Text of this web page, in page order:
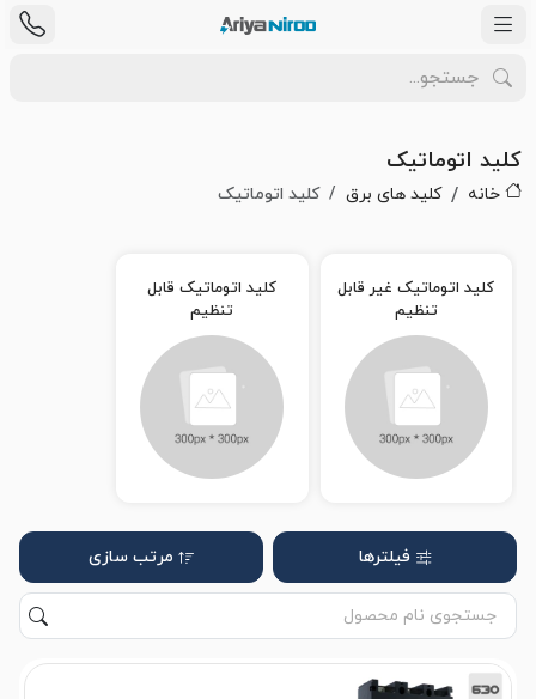
کلید اتوماتیک
خانه کلید های برق کلید اتوماتیک
کلید اتوماتیک غیر قابل
تنظیم
کلید اتوماتیک قابل
تنظیم
فیلترها مرتب سازی